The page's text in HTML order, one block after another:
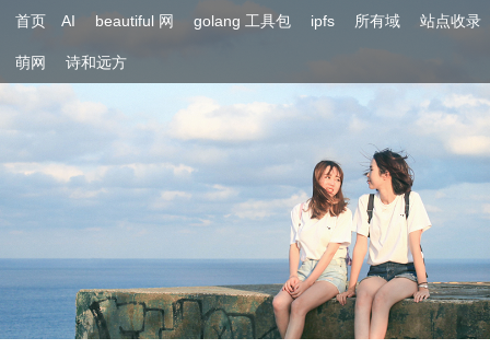
首页 AI beautiful 网 golang 工具包 ipfs 所有域 站点收录
萌网 诗和远方